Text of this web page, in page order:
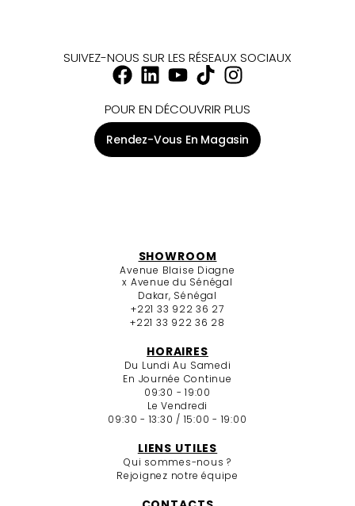
SUIVEZ-NOUS SUR LES RÉSEAUX SOCIAUX
POUR EN DÉCOUVRIR PLUS
Rendez-Vous En Magasin
SHOWROOM
Avenue Blaise Diagne
x Avenue du Sénégal
Dakar, Sénégal
+221 33 922 36 27
+221 33 922 36 28
HORAIRES
Du Lundi Au Samedi
En Journée Continue
09:30 - 19:00
Le Vendredi
09:30 - 13:30 / 15:00 - 19:00
LIENS UTILES
Qui sommes-nous ?
Rejoignez notre équipe